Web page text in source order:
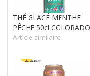
THÉ GLACÉ MENTHE
PÊCHE 50cl COLORADO
Article similaire